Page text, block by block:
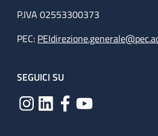
P.IVA 02553300373
PEC:
SEGUICI SU